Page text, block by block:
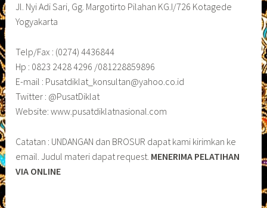
Jl. Nyi Adi Sari, Gg. Margotirto Pilahan KG.I/726 Kotagede
Yogyakarta
Telp/Fax : (0274) 4436844
Hp : 0823 2428 4296 /081228859896
E-mail : Pusatdiklat_konsultan@yahoo.co.id
Twitter : @PusatDiklat
Website: www.pusatdiklatnasional.com
Catatan : UNDANGAN dan BROSUR dapat kami kirimkan ke
email. Judul materi dapat request. MENERIMA PELATIHAN
VIA ONLINE